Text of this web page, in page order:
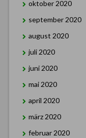
oktober 2020
september 2020
august 2020
juli 2020
juni 2020
mai 2020
april 2020
märz 2020
februar 2020